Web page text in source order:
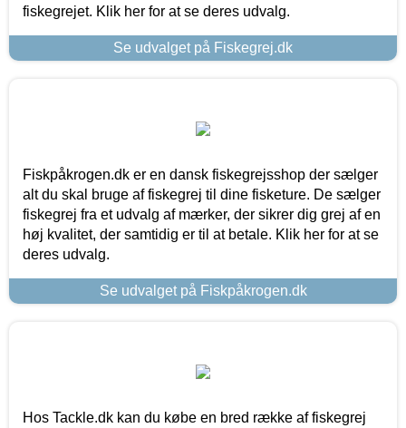
fiskegrejet. Klik her for at se deres udvalg.
Se udvalget på Fiskegrej.dk
Fiskpåkrogen.dk er en dansk fiskegrejsshop der sælger
alt du skal bruge af fiskegrej til dine fisketure. De sælger
fiskegrej fra et udvalg af mærker, der sikrer dig grej af en
høj kvalitet, der samtidig er til at betale. Klik her for at se
deres udvalg.
Se udvalget på Fiskpåkrogen.dk
Hos Tackle.dk kan du købe en bred række af fiskegrej